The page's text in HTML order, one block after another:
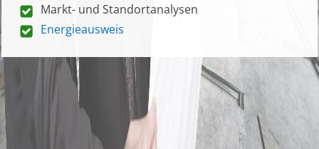
Markt- und Standortanalysen
Energieausweis